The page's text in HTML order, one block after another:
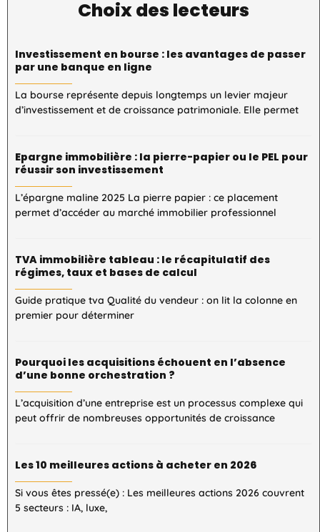
Choix des lecteurs
Investissement en bourse : les avantages de passer
par une banque en ligne
La bourse représente depuis longtemps un levier majeur
d’investissement et de croissance patrimoniale. Elle permet
Epargne immobilière : la pierre-papier ou le PEL pour
réussir son investissement
L’épargne maline 2025 La pierre papier : ce placement
permet d’accéder au marché immobilier professionnel
TVA immobilière tableau : le récapitulatif des
régimes, taux et bases de calcul
Guide pratique tva Qualité du vendeur : on lit la colonne en
premier pour déterminer
Pourquoi les acquisitions échouent en l’absence
d’une bonne orchestration ?
L’acquisition d’une entreprise est un processus complexe qui
peut offrir de nombreuses opportunités de croissance
Les 10 meilleures actions à acheter en 2026
Si vous êtes pressé(e) : Les meilleures actions 2026 couvrent
5 secteurs : IA, luxe,